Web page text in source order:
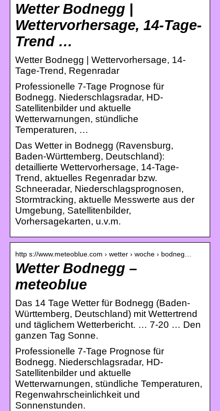
Wetter Bodnegg |
Wettervorhersage, 14-Tage-
Trend …
Wetter Bodnegg | Wettervorhersage, 14-
Tage-Trend, Regenradar
Professionelle 7-Tage Prognose für
Bodnegg. Niederschlagsradar, HD-
Satellitenbilder und aktuelle
Wetterwarnungen, stündliche
Temperaturen, …
Das Wetter in Bodnegg (Ravensburg,
Baden-Württemberg, Deutschland):
detaillierte Wettervorhersage, 14-Tage-
Trend, aktuelles Regenradar bzw.
Schneeradar, Niederschlagsprognosen,
Stormtracking, aktuelle Messwerte aus der
Umgebung, Satellitenbilder,
Vorhersagekarten, u.v.m.
http s://www.meteoblue.com › wetter › woche › bodneg…
Wetter Bodnegg –
meteoblue
Das 14 Tage Wetter für Bodnegg (Baden-
Württemberg, Deutschland) mit Wettertrend
und täglichem Wetterbericht. … 7-20 … Den
ganzen Tag Sonne.
Professionelle 7-Tage Prognose für
Bodnegg. Niederschlagsradar, HD-
Satellitenbilder und aktuelle
Wetterwarnungen, stündliche Temperaturen,
Regenwahrscheinlichkeit und
Sonnenstunden.